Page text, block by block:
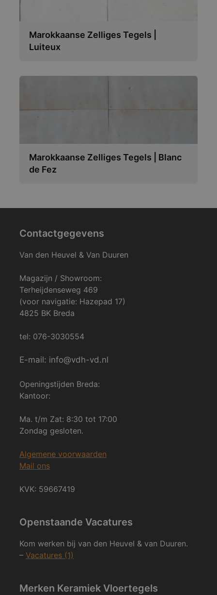
Marokkaanse Zelliges Tegels |
Luiteux
Marokkaanse Zelliges Tegels | Blanc
de Fez
Contactgegevens
Van den Heuvel & Van Duuren
Magazijn / Showroom:
Terheijdenseweg 469
(voor navigatie: Hazepad 17)
4825 BK Breda
tel: 076-3030554
E-mail: info@vdh-vd.nl
Openingstijden Breda:
Kantoor:
Ma. t/m Zat: 8:30 tot 17:00
Zondag gesloten.
Algemene voorwaarden
Mail ons
KVK: 59667419
Openstaande Vacatures
Kom werken bij van den Heuvel & van Duuren.
– Vacatures (1)
Merken Keramiek Vloertegels